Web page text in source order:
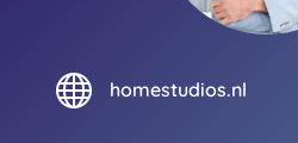
 homestudios.nl